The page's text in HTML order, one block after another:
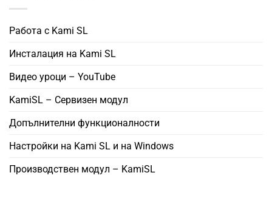
Работа с Kami SL
Инсталация на Kami SL
Видео уроци – YouTube
KamiSL – Сервизен модул
Допълнителни функционалности
Настройки на Kami SL и на Windows
Производствен модул – KamiSL